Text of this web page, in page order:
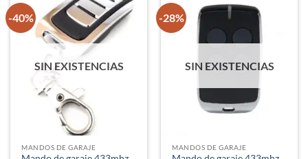
-40%
SIN EXISTENCIAS
MANDOS DE GARAJE
-28%
SIN EXISTENCIAS
MANDOS DE GARAJE